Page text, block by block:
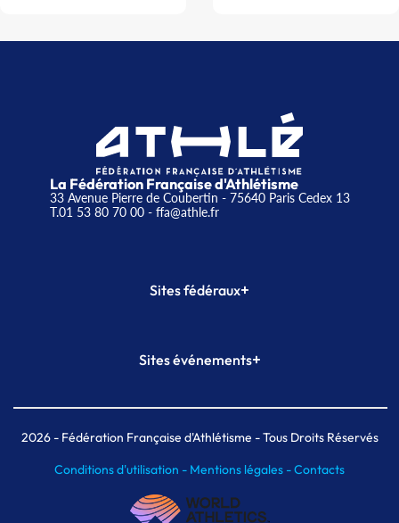
La Fédération Française d'Athlétisme
33 Avenue Pierre de Coubertin - 75640 Paris Cedex 13
T.01 53 80 70 00- ffa@athle.fr
Sites fédéraux+
Plateforme Formation
Sites événements+
Meeting de Paris indoor
MAIF Ekiden de Paris
2026- Fédération Française d'Athlétisme - Tous Droits Réservés
Conditions d'utilisation - Mentions légales -Contacts